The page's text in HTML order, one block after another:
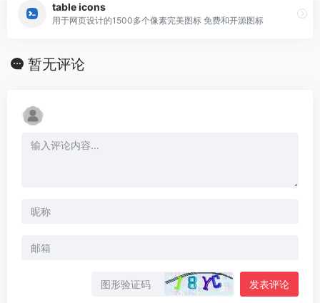
table icons
用于网页设计的1500多个像素完美图标 免费和开源图标
暂无评论
发表评论